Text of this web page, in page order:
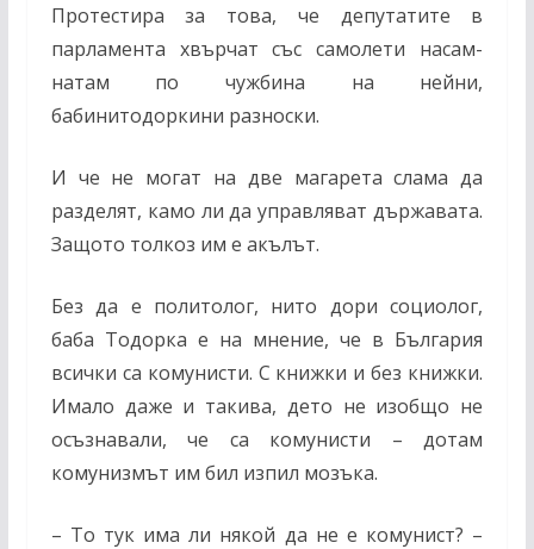
Протестира за това, че депутатите в
парламента хвърчат със самолети насам-
натам по чужбина на нейни,
бабинитодоркини разноски.
И че не могат на две магарета слама да
разделят, кaмо ли да управляват държавата.
Защото толкоз им е акълът.
Без да е политолог, нито дори социолог,
баба Тодорка е на мнение, че в България
всички са комунисти. С книжки и без книжки.
Имало даже и такива, дето не изобщо не
осъзнавали, че са комунисти – дотам
комунизмът им бил изпил мозъка.
– То тук има ли някой да не е комунист? –